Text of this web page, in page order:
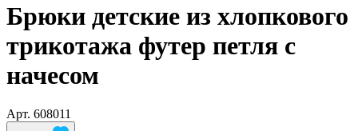
Брюки детские из хлопкового
трикотажа футер петля с
начесом
Арт. 608011